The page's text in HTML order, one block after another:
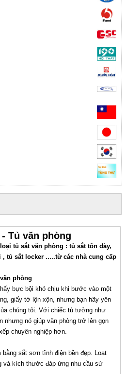
- Tủ văn phòng
tủ sắt văn phòng : tủ sắt tôn dày,
, tủ sắt locker .....từ các nhà cung cấp
phòng
bực bội khó chịu khi bước vào một
giấy tờ lộn xộn, nhưng bạn hãy yên
chúng tôi. Với chiếc tủ tưởng như
nhưng nó giúp văn phòng trở lên gọn
chuyên nghiệp hơn.
sắt sơn tĩnh điện bền đẹp. Loạt
và kích thước đáp ứng nhu cầu sử